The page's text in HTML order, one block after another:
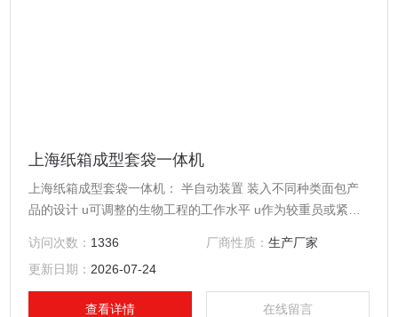
上海纸箱成型套袋一体机
上海纸箱成型套袋一体机： 半自动装置 装入不同种类面包产
品的设计 u可调整的生物工程的工作水平 u作为较重员或紧急
访问次数： 1336 厂商性质： 生产厂家
更新日期： 2026-07-24
查看详情 在线留言